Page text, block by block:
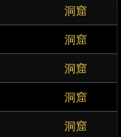
洞窟
洞窟
洞窟
洞窟
洞窟